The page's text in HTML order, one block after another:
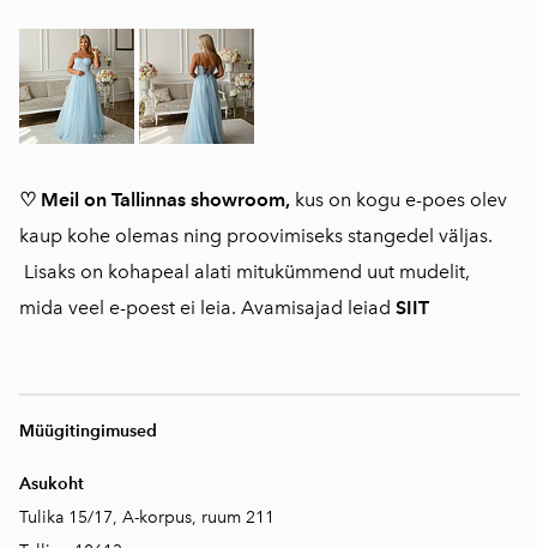
♡ Meil on Tallinnas showroom, kus on kogu e-poes olev
kaup kohe olemas ning proovimiseks stangedel väljas.
Lisaks on kohapeal alati mitukümmend uut mudelit,
mida veel e-poest ei leia. Avamisajad leiad SIIT
Müügitingimused
Asukoht
Tulika 15/17, A-korpus, ruum 211